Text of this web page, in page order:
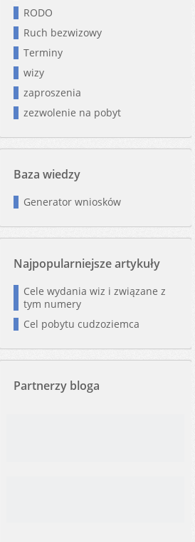
RODO
Ruch bezwizowy
Terminy
wizy
zaproszenia
zezwolenie na pobyt
Baza wiedzy
Generator wniosków
Najpopularniejsze artykuły
Cele wydania wiz i związane z
tym numery
Cel pobytu cudzoziemca
Partnerzy bloga